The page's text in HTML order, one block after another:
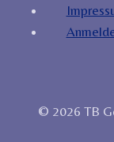
© 2026 TB